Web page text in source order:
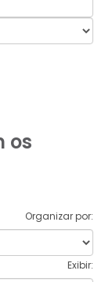
os
Organizar por:
Exibir: